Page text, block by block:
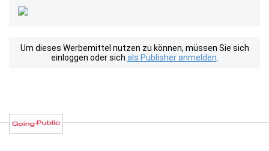
Um dieses Werbemittel nutzen zu können, müssen Sie sich
einloggen oder sich als Publisher anmelden